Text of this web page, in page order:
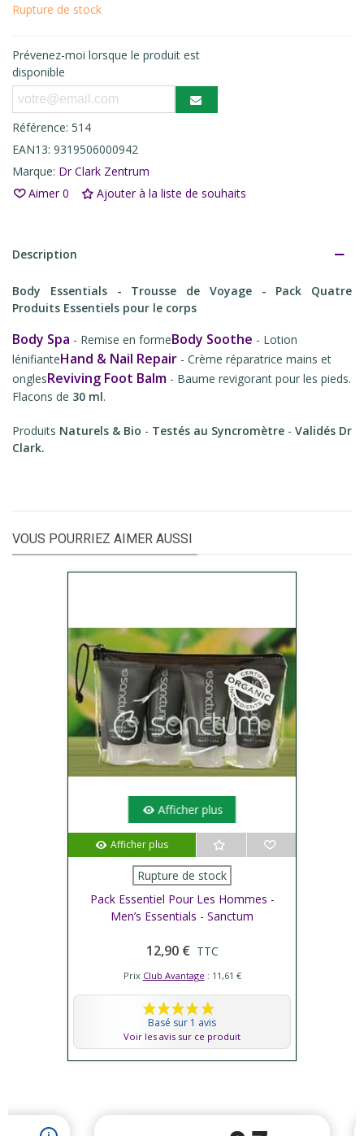
Rupture de stock
Prévenez-moi lorsque le produit est
disponible
Référence: 514
EAN13: 9319506000942
Marque: Dr Clark Zentrum
Aimer 0 Ajouter à la liste de souhaits
Description
Body Essentials - Trousse de Voyage - Pack Quatre
Produits Essentiels pour le corps
Body Spa - Remise en formeBody Soothe - Lotion
lénifianteHand & Nail Repair - Crème réparatrice mains et
onglesReviving Foot Balm - Baume revigorant pour les pieds.
Flacons de 30 ml.
Produits Naturels & Bio - Testés au Syncromètre - Validés Dr
Clark.
VOUS POURRIEZ AIMER AUSSI
Afficher plus
Afficher plus
Rupture de stock
Pack Essentiel Pour Les Hommes -
Men’s Essentials - Sanctum
12,90 € TTC
Prix Club Avantage : 11,61 €
Basé sur 1 avis
Voir les avis sur ce produit